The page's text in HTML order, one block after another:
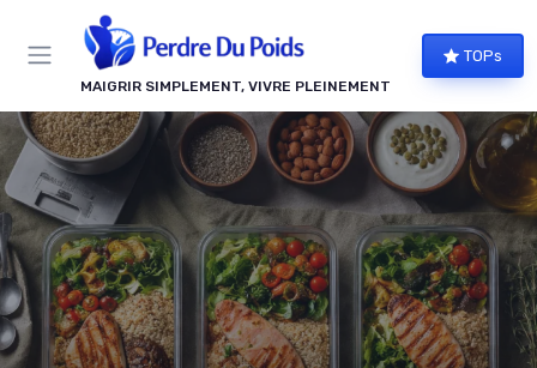
MAIGRIR SIMPLEMENT, VIVRE PLEINEMENT
TOPs
Panneau de gestion des cookies